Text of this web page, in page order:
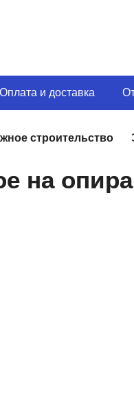
Оплата и доставка
строительство
на